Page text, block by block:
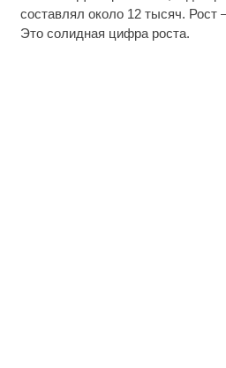
составлял около 12 тысяч. Рост
Это солидная цифра роста.